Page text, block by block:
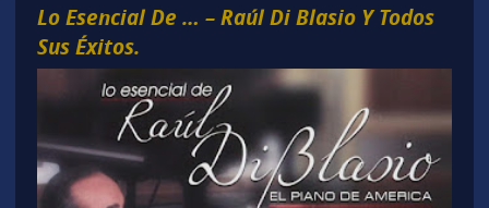
Lo Esencial De … – Raúl Di Blasio Y Todos
Sus Éxitos.